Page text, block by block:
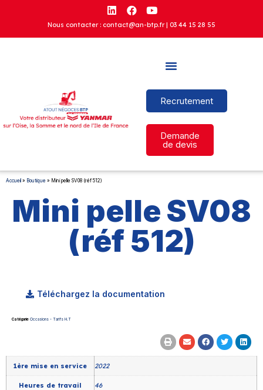
Nous contacter : contact@an-btp.fr | 03 44 15 28 55
Recrutement
Demande
de devis
Accueil » Boutique » Mini pelle SV08 (réf 512)
Mini pelle SV08
(réf 512)
Téléchargez la documentation
Catégorie Occasions - Tarifs H.T
1ère mise en service 2022
Heures de travail 46